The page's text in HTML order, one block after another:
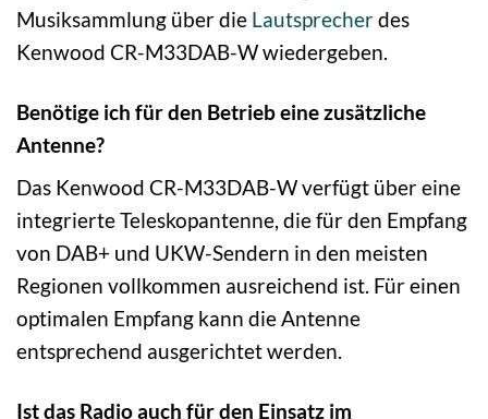
Musiksammlung über die Lautsprecherdes
Kenwood CR-M33DAB-W wiedergeben.
Benötige ich für den Betrieb eine zusätzliche
Antenne?
Das Kenwood CR-M33DAB-W verfügt über eine
integrierte Teleskopantenne, die für den Empfang
von DAB+ und UKW-Sendern in den meisten
Regionen vollkommen ausreichend ist. Für einen
optimalen Empfang kann die Antenne
entsprechend ausgerichtet werden.
Ist das Radio auch für den Einsatz im